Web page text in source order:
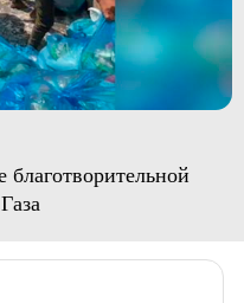
благотворительной